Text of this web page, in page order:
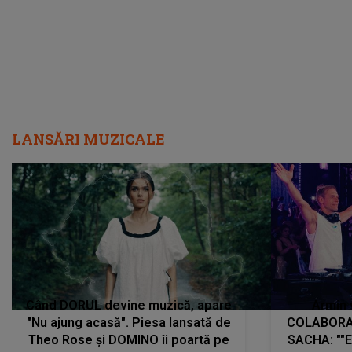
LANSĂRI MUZICALE
Când DORUL devine muzică, apare
"Nu ajung acasă". Piesa lansată de
Theo Rose și DOMINO îi poartă pe
SACHA: